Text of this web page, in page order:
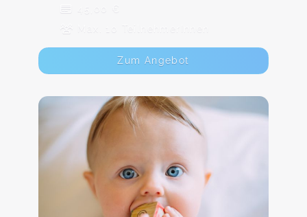
45,00 €
Max. 10 TeilnehmerInnen
Zum Angebot